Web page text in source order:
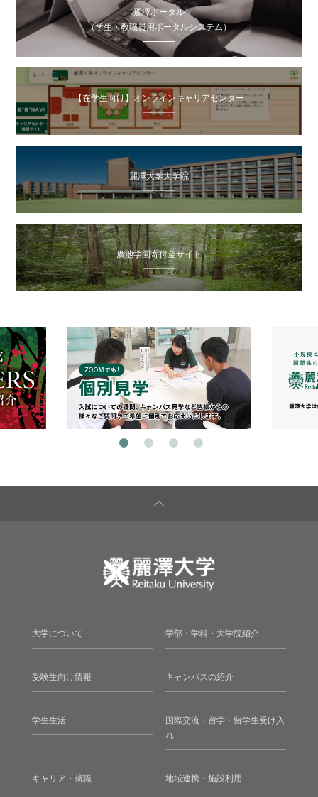
麗澤ポータル
（学生・教職員用ポータルシステム）
【在学生向け】オンラインキャリアセンター
麗澤大学大学院
廣池学園寄付金サイト
大学について 学部・学科・大学院紹介
受験生向け情報 キャンパスの紹介
学生生活
国際交流・留学・留学生受け入
れ
キャリア・就職 地域連携・施設利用